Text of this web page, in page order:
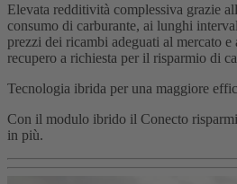
Elevata redditività complessiva grazie
consumo di carburante, ai lunghi
prezzi dei ricambi adeguati al mercato
recupero a richiesta per il risparmio di
Tecnologia ibrida per una maggiore
Con il modulo ibrido il Conecto
in più.